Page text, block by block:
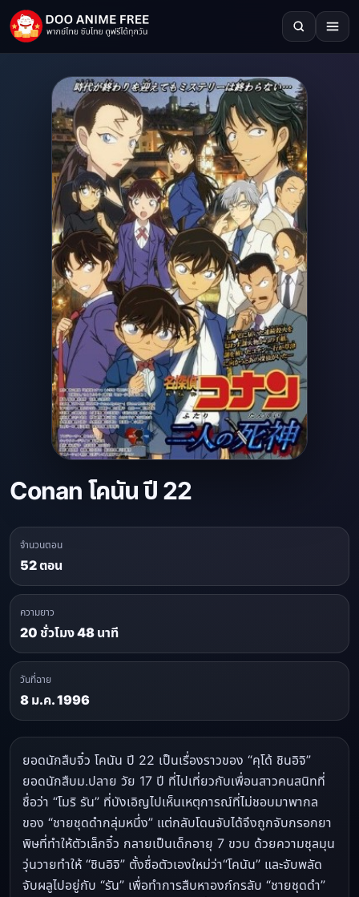
Conan โคนัน ปี 22
จำนวนตอน
52 ตอน
ความยาว
20 ชั่วโมง 48 นาที
วันที่ฉาย
8 ม.ค. 1996
ยอดนักสืบจิ๋ว โคนัน ปี 22 เป็นเรื่องราวของ “คุโด้ ชินอิจิ”
ยอดนักสืบม.ปลาย วัย 17 ปี ที่ไปเที่ยวกับเพื่อนสาวคนสนิทที่
ชื่อว่า “โมริ รัน” ที่บังเอิญไปเห็นเหตุการณ์ที่ไม่ชอบมาพากล
ของ “ชายชุดดำกลุ่มหนึ่ง” แต่กลับโดนจับได้จึงถูกจับกรอกยา
พิษที่ทำให้ตัวเล็กจิ๋ว กลายเป็นเด็กอายุ 7 ขวบ ด้วยความชุลมุน
วุ่นวายทำให้ “ชินอิจิ” ตั้งชื่อตัวเองใหม่ว่า“โคนัน” และจับพลัด
จับผลูไปอยู่กับ “รัน” เพื่อทำการสืบหาองก์กรลับ “ชายชุดดำ”